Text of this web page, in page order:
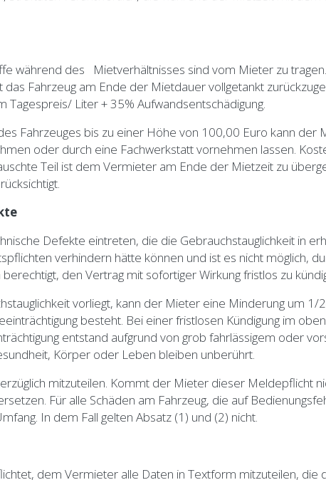
während des Mietverhältnisses sind vom Mieter zu
Fahrzeug am Ende der Mietdauer vollgetankt
Liter + 35% Aufwandsentschädigung.
Fahrzeuges bis zu einer Höhe von 100,00 Euro kann der
oder durch eine Fachwerkstatt vornehmen lassen.
Teil ist dem Vermieter am Ende der Mietzeit zu
Defekte eintreten, die die Gebrauchstauglichkeit in
verhindern hätte können und ist es nicht möglich,
den Vertrag mit sofortiger Wirkung fristlos zu
vorliegt, kann der Mieter eine Minderung um 1/
besteht. Bei einer fristlosen Kündigung im
entstand aufgrund von grob fahrlässigem oder
Körper oder Leben bleiben unberührt.
mitzuteilen. Kommt der Mieter dieser Meldepflicht
Für alle Schäden am Fahrzeug, die auf
In dem Fall gelten Absatz (1) und (2) nicht.
dem Vermieter alle Daten in Textform mitzuteilen, die